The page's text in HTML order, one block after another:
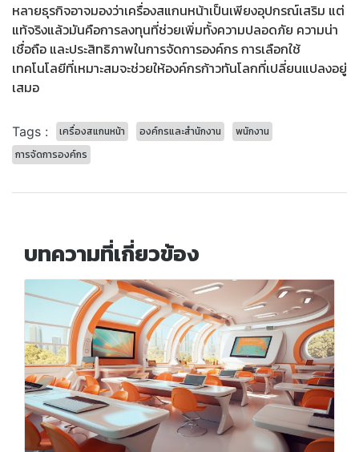
หลายธุรกิจอาจมองว่าเครื่องสแกนหน้าเป็นเพียงอุปกรณ์เสริม แต่
แท้จริงแล้วมันคือการลงทุนที่ช่วยเพิ่มทั้งความปลอดภัย ความน่า
เชื่อถือ และประสิทธิภาพในการจัดการองค์กร การเลือกใช้
เทคโนโลยีที่เหมาะสมจะช่วยให้องค์กรก้าวทันโลกที่เปลี่ยนแปลงอยู่
เสมอ
Tags : เครื่องสแกนหน้า องค์กรและสำนักงาน
พนักงาน
การจัดการองค์กร
บทความที่เกี่ยวข้อง